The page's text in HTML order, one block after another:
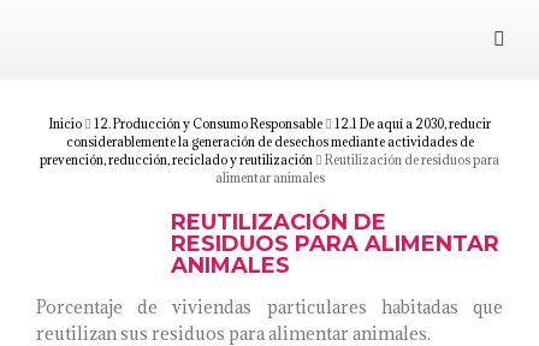
Objetivos
Suma tu esfuerzo
Documentos
Blog
Inicio 12. Producción y Consumo Responsable
12.1 De aquí a 2030, reducir
considerablemente la generación de desechos mediante actividades de
prevención, reducción, reciclado y reutilización
Reutilización de residuos para
alimentar animales
REUTILIZACIÓN DE
RESIDUOS PARA ALIMENTAR
ANIMALES
Porcentaje de viviendas particulares habitadas que
reutilizan sus residuos para alimentar animales.